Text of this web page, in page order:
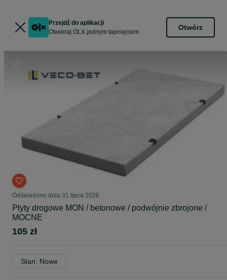
Przejdź do aplikacji
Otwieraj OLX jednym tapnięciem
Otwórz
Odświeżono dnia 31 lipca 2026
Płyty drogowe MON / betonowe / podwójnie zbrojone /
MOCNE
105 zł
Stan: Nowe